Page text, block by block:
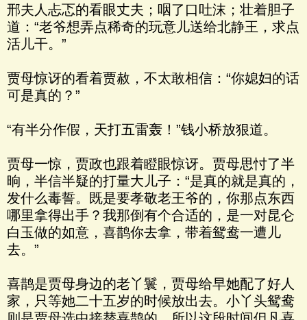
邢夫人忐忑的看眼丈夫；咽了口吐沫；壮着胆子
道：“老爷想弄点稀奇的玩意儿送给北静王，求点
活儿干。”
贾母惊讶的看着贾赦，不太敢相信：“你媳妇的话
可是真的？”
“有半分作假，天打五雷轰！”钱小桥放狠道。
贾母一惊，贾政也跟着瞪眼惊讶。贾母思忖了半
晌，半信半疑的打量大儿子：“是真的就是真的，
发什么毒誓。既是要孝敬老王爷的，你那点东西
哪里拿得出手？我那倒有个合适的，是一对昆仑
白玉做的如意，喜鹊你去拿，带着鸳鸯一遭儿
去。”
喜鹊是贾母身边的老丫鬟，贾母给早她配了好人
家，只等她二十五岁的时候放出去。小丫头鸳鸯